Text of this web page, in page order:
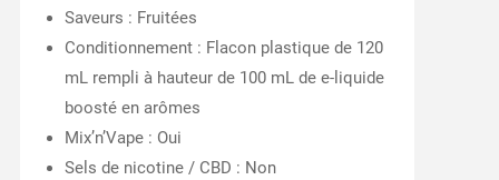
Saveurs : Fruitées
Conditionnement : Flacon plastique de 120
mL rempli à hauteur de 100 mL de e-liquide
boosté en arômes
Mix’n’Vape : Oui
Sels de nicotine / CBD : Non